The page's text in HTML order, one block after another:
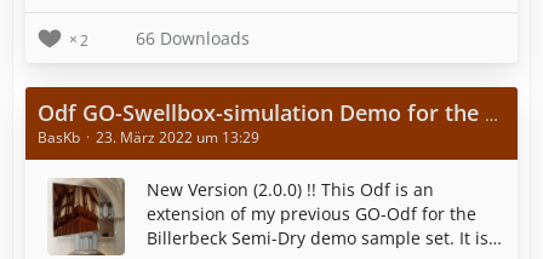
ergänzt, alle dem Hauptwerk entnommen.
2 66 Downloads
Odf GO-Swellbox-simulation Demo for the Billerbeck Semi-Dry Demo Sampleset by Sonus Paradisi of the Feiter organ in the St.Ludgerus cathedral
BasKb 23. März 2022 um 13:29
New Version (2.0.0) !! This Odf is an
extension of my previous GO-Odf for the
Billerbeck Semi-Dry demo sample set. It is a